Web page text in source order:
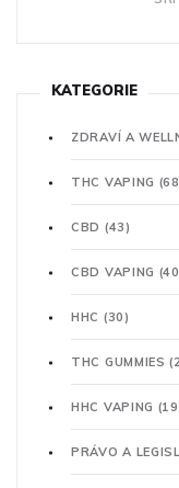
KATEGORIE
ZDRAVÍ A
THC VAPING
CBD (43)
CBD VAPING
HHC (30)
THC GUMMIES
HHC VAPING
PRÁVO A